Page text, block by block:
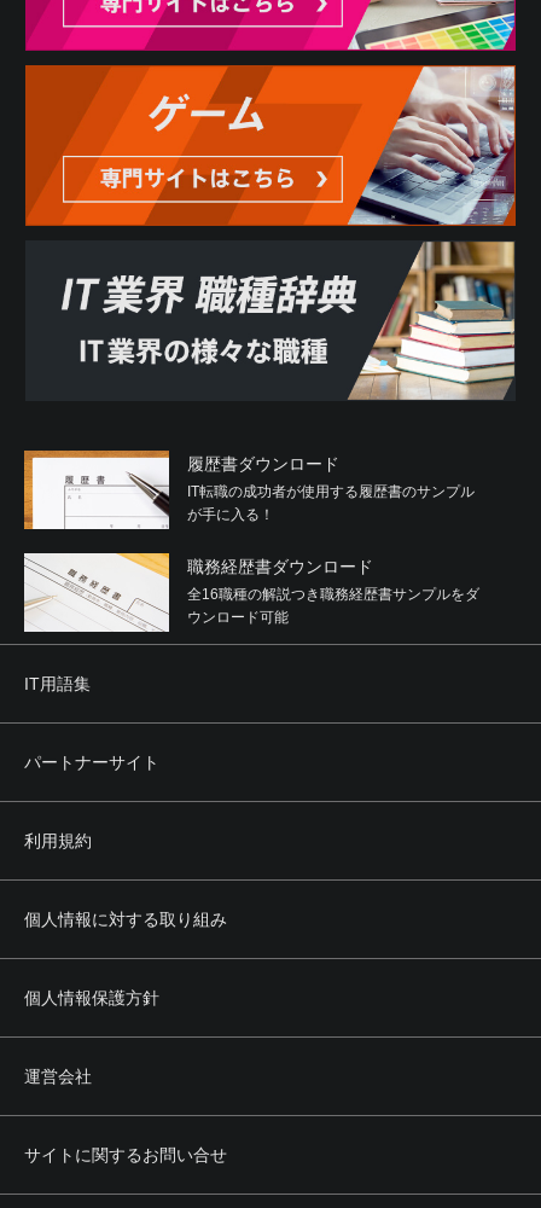
履歴書ダウンロード
IT転職の成功者が使用する履歴書のサンプル
が手に入る！
職務経歴書ダウンロード
全16職種の解説つき職務経歴書サンプルをダ
ウンロード可能
IT用語集
パートナーサイト
利用規約
個人情報に対する取り組み
個人情報保護方針
運営会社
サイトに関するお問い合せ